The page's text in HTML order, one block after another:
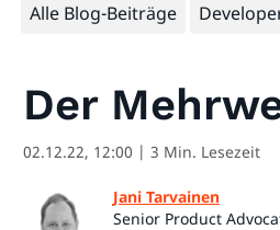
Alle Blog-Beiträge
Der
02.12.22, 12:00 | 3 Min. Lesezeit
Jani Tarvainen
Senior Product